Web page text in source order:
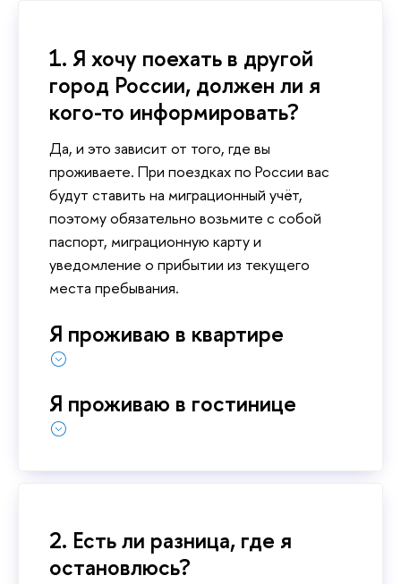
1. Я хочу поехать в другой
город России, должен ли я
кого-то информировать?
Да, и это зависит от того, где вы
проживаете. При поездках по России вас
будут ставить на миграционный учёт,
поэтому обязательно возьмите с собой
паспорт, миграционную карту и
уведомление о прибытии из текущего
места пребывания.
Я проживаю в квартире
Я проживаю в гостинице
2. Есть ли разница, где я
остановлюсь?